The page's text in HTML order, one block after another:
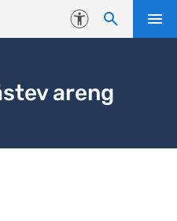
Juurdepääsetavus
areng